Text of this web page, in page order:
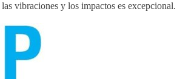
vibraciones y los impactos es excepcional.